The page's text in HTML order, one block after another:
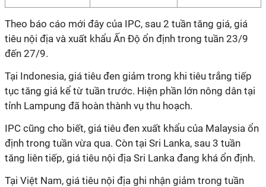
Theo báo cáo mới đây của IPC, sau 2 tuần tăng giá, giá
tiêu nội địa và xuất khẩu Ấn Độ ổn định trong tuần 23/9
đến 27/9.
Tại Indonesia, giá tiêu đen giảm trong khi tiêu trắng tiếp
tục tăng giá kể từ tuần trước. Hiện phần lớn nông dân tại
tỉnh Lampung đã hoàn thành vụ thu hoạch.
IPC cũng cho biết, giá tiêu đen xuất khẩu của Malaysia ổn
định trong tuần vừa qua. Còn tại Sri Lanka, sau 3 tuần
tăng liên tiếp, giá tiêu nội địa Sri Lanka đang khá ổn định.
Tại Việt Nam, giá tiêu nội địa ghi nhận giảm trong tuần